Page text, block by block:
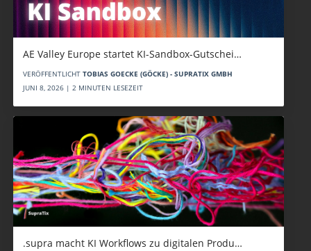
AE Valley Europe startet KI-Sandbox-Gutschei…
VERÖFFENTLICHT TOBIAS GOECKE (GÖCKE) - SUPRATIX GMBH
JUNI 8, 2026 | 2 MINUTEN LESEZEIT
.supra macht KI Workflows zu digitalen Produ…